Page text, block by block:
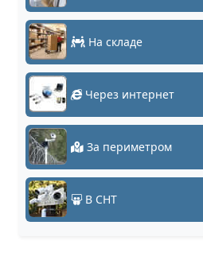
На складе
Через интернет
За периметром
В СНТ